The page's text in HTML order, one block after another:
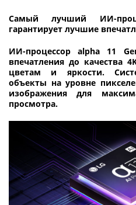
Самый лучший ИИ-
гарантирует лучшие
ИИ-процессор alpha 11
впечатления до качества
цветам и яркости.
объекты на уровне
изображения для
просмотра.